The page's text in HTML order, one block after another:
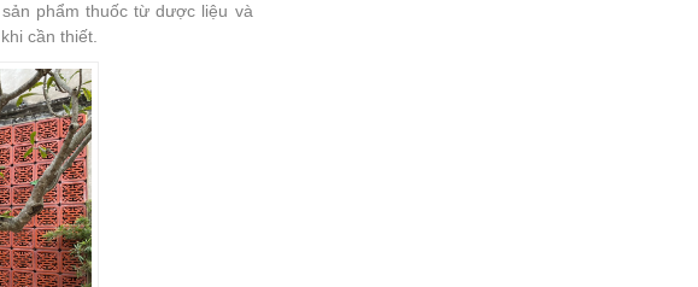
phẩm thuốc từ dược liệu và
cần thiết.